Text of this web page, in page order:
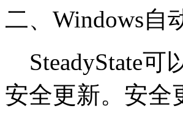
二、Windows自
SteadyState可
安全更新。安全